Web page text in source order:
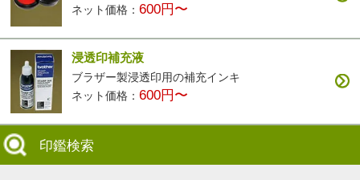
ネット価格：600円〜
浸透印補充液
ブラザー製浸透印用の補充インキ
ネット価格：600円〜
印鑑検索